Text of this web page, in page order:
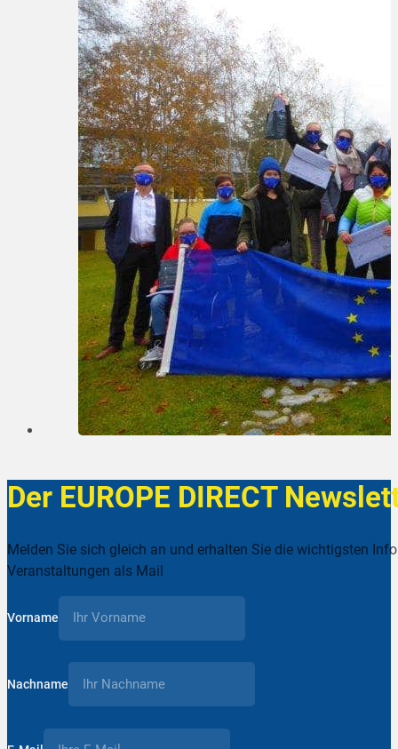
Der EUROPE DIRECT
Melden Sie sich gleich an und erhalten Sie die wichtigsten
Veranstaltungen als Mail
Vorname
Nachname